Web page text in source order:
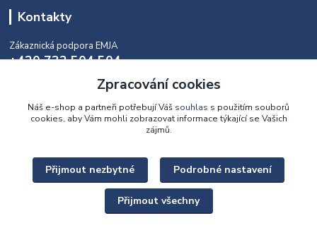
Kontakty
Zákaznická podpora EMJA
+420 732 504 504
(během naší aktuální otevírací doby)
info@emja.cz
Upravit sběr cookies.
Zpracování cookies
Náš e-shop a partneři potřebují Váš souhlas s použitím souborů
cookies, aby Vám mohli zobrazovat informace týkající se Vašich
zájmů.
Přijmout nezbytné Podrobné nastavení
Přijmout všechny